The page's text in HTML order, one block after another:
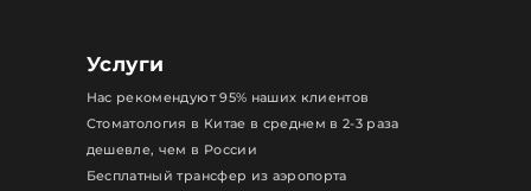
Услуги
Нас рекомендуют 95% наших клиентов
Стоматология в Китае в среднем в 2-3 раза
дешевле, чем в России
Бесплатный трансфер из аэропорта